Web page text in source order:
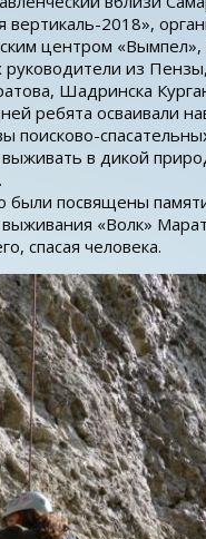
вертикаль-2018»,
центром «Вымпел»,
руководители из
Шадринска
ребята осваивали
поисково-
в дикой
посвящены
«Волк»
спасая человека.